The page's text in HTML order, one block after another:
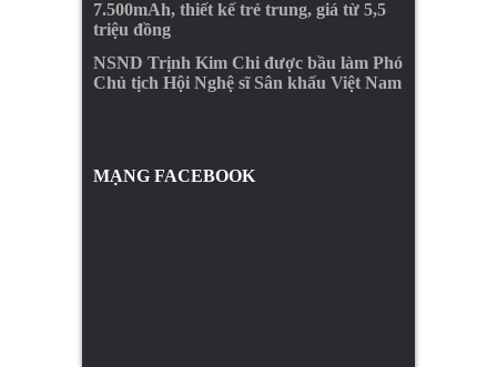
7.500mAh, thiết kế trẻ trung, giá từ 5,5
triệu đồng
NSND Trịnh Kim Chi được bầu làm Phó
Chủ tịch Hội Nghệ sĩ Sân khấu Việt Nam
MẠNG FACEBOOK